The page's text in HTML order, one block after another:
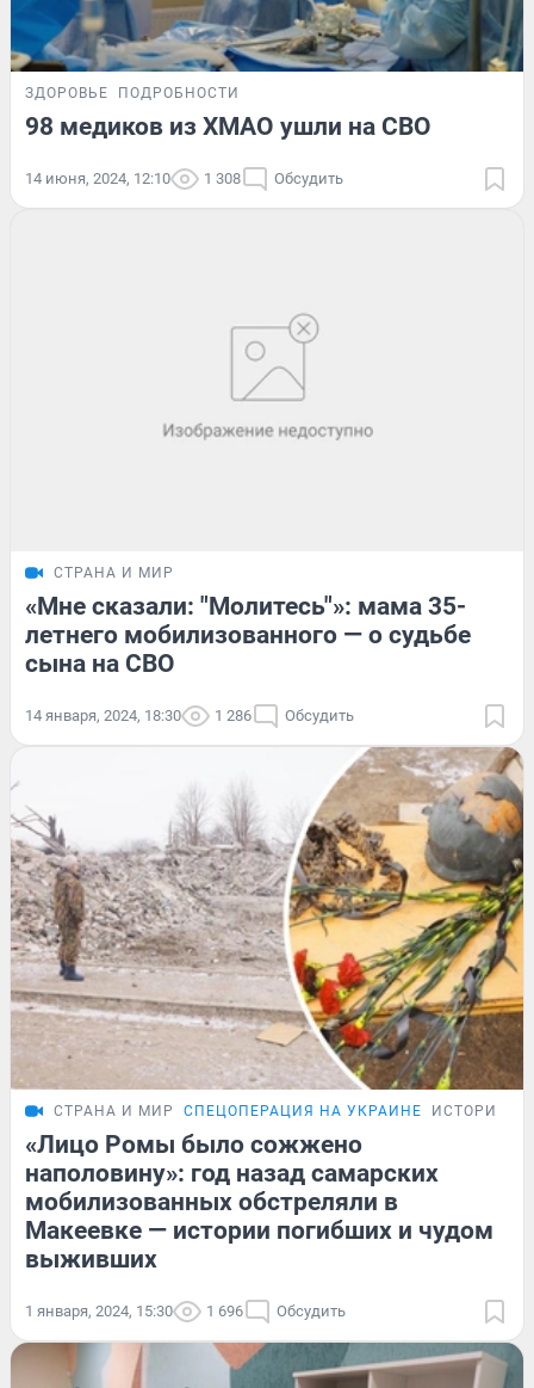
ЗДОРОВЬЕ ПОДРОБНОСТИ
98 медиков из ХМАО ушли на СВО
14 июня, 2024, 12:10 1 308 Обсудить
СТРАНА И МИР
«Мне сказали: "Молитесь"»: мама 35-
летнего мобилизованного — о судьбе
сына на СВО
14 января, 2024, 18:30 1 286 Обсудить
СТРАНА И МИР СПЕЦОПЕРАЦИЯ НА УКРАИНЕ ИСТОРИИ
«Лицо Ромы было сожжено
наполовину»: год назад самарских
мобилизованных обстреляли в
Макеевке — истории погибших и чудом
выживших
1 января, 2024, 15:30 1 696 Обсудить